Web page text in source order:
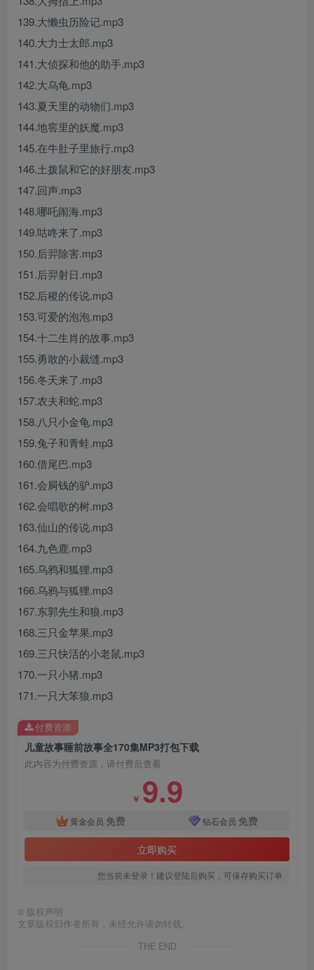
139.大懒虫历险记.mp3
140.大力士太郎.mp3
141.大侦探和他的助手.mp3
142.大乌龟.mp3
143.夏天里的动物们.mp3
144.地窖里的妖魔.mp3
145.在牛肚子里旅行.mp3
146.土拨鼠和它的好朋友.mp3
147.回声.mp3
148.哪吒闹海.mp3
149.咕咚来了.mp3
150.后羿除害.mp3
151.后羿射日.mp3
152.后稷的传说.mp3
153.可爱的泡泡.mp3
154.十二生肖的故事.mp3
155.勇敢的小裁缝.mp3
156.冬天来了.mp3
157.农夫和蛇.mp3
158.八只小金龟.mp3
159.兔子和青蛙.mp3
160.借尾巴.mp3
161.会屙钱的驴.mp3
162.会唱歌的树.mp3
163.仙山的传说.mp3
164.九色鹿.mp3
165.乌鸦和狐狸.mp3
166.乌鸦与狐狸.mp3
167.东郭先生和狼.mp3
168.三只金苹果.mp3
169.三只快活的小老鼠.mp3
170.一只小猪.mp3
171.一只大笨狼.mp3
儿童故事睡前故事全170集MP3打包下载
此内容为付费资源，请付费后查看
￥ 9.9
黄金会员 免费 钻石会员 免费
立即购买
您当前未登录！建议登陆后购买，可保存购买订单
付费资源
© 版权声明
文章版权归作者所有，未经允许请勿转载。
THE END